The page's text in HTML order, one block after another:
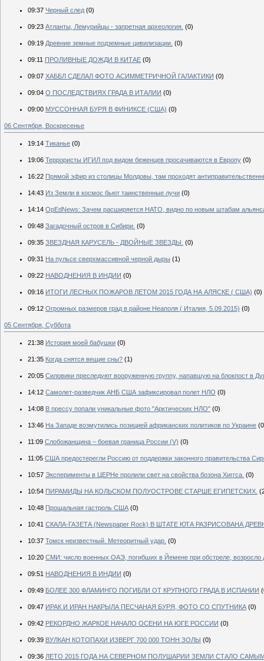
09:37 Черный след (0)
09:23 Атланты, Лемурийцы - запретная археология. (0)
09:19 Древние земные подземные цивилизации. (0)
09:11 ПРОЛИВНЫЕ ДОЖДИ В КИТАЕ (0)
09:07 ХАББЛ СДЕЛАЛ ФОТО АСИММЕТРИЧНОЙ ГАЛАКТИКИ (0)
09:04 О ПОСЛЕДСТВИЯХ ГРАДА В ИТАЛИИ (0)
09:00 МУССОННАЯ БУРЯ В ФИНИКСЕ (США) (0)
06 Сентября, Воскресенье
19:14 Тиканье (0)
19:06 Террористы ИГИЛ под видом беженцев просачиваются в Европу (0)
16:22 Прямой эфир из столицы Молдовы, там проходят
14:43 Из Земли в космос бьют таинственные лучи (0)
14:14 OpEdNews: Зачем расширяется НАТО, видно по новым штабам
09:48 Загадочный остров в Сибири. (0)
09:35 ЗВЕЗДНАЯ КАРУСЕЛЬ - ДВОЙНЫЕ ЗВЕЗДЫ. (0)
09:31 На пульсе сверхмассивной черной дыры (1)
09:22 НАВОДНЕНИЯ В ИНДИИ (0)
09:16 ИТОГИ ЛЕСНЫХ ПОЖАРОВ ЛЕТОМ 2015 ГОДА НА АЛЯСКЕ ( США) (0)
09:12 Огромных размеров град в районе Неаполя ( Италия, 5.09.2015) (0)
05 Сентября, Суббота
21:38 История моей бабушки (0)
21:35 Когда снятся вещие сны? (1)
20:05 Силовики преследуют вооруженную группу, напавшую на блокпост в
14:12 Самолет-разведчик АНБ США зафиксировал полет НЛО (0)
14:08 В прессу попали уникальные фото "Арктических НЛО" (0)
13:46 На Западе возмутились позицией африканских политиков по Украине
11:09 Слобожанщина – боевая граница России (V) (0)
11:05 США предостерегли Россию от поддержки законного правительства
10:57 Эксперименты в ЦЕРНе пролили свет на свойства бозона Хиггса. (0)
10:54 ПИРАМИДЫ НА КОЛЬСКОМ ПОЛУОСТРОВЕ СТАРШЕ ЕГИПЕТСКИХ.
10:48 Прощальная гастроль США (0)
10:41 СКАЛА-ГАЗЕТА (Newspaper Rock) В ШТАТЕ ЮТА РАЗРИСОВАНА
10:37 Томск неизвестный. Метеоритный удар. (0)
10:20 СМИ: число военных ОАЭ, погибших в Йемене при обстреле, возросло
09:51 НАВОДНЕНИЯ В ИНДИИ (0)
09:49 БОЛЕЕ 300 ФЛАМИНГО ПОГИБЛИ ОТ КРУПНОГО ГРАДА В ИСПАНИИ
09:47 ИРАК И ИРАН НАКРЫЛА ПЕСЧАНАЯ БУРЯ, ФОТО СО СПУТНИКА (0)
09:42 РЕКОРДНО ЖАРКОЕ НАЧАЛО ОСЕНИ НА ЮГЕ РОССИИ (0)
09:39 ВУЛКАН КОТОПАХИ ИЗВЕРГ 700 000 ТОНН ЗОЛЫ (0)
09:36 ЛЕТО 2015 ГОДА НА СЕВЕРНОМ ПОЛУШАРИИ ЗЕМЛИ СТАЛО